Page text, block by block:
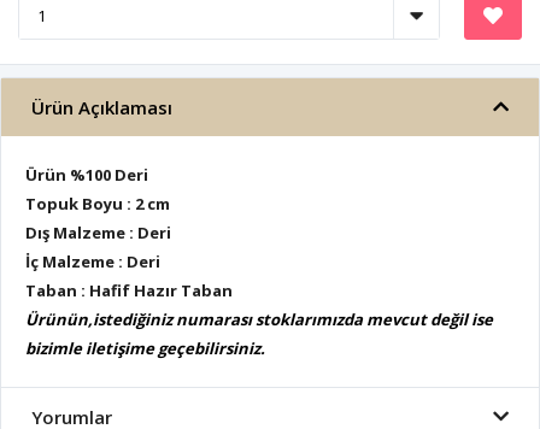
Ürün Açıklaması
Ürün %100 Deri
Topuk Boyu : 2 cm
Dış Malzeme : Deri
İç Malzeme : Deri
Taban : Hafif Hazır Taban
Ürünün,istediğiniz numarası stoklarımızda mevcut değil ise
bizimle iletişime geçebilirsiniz.
Yorumlar